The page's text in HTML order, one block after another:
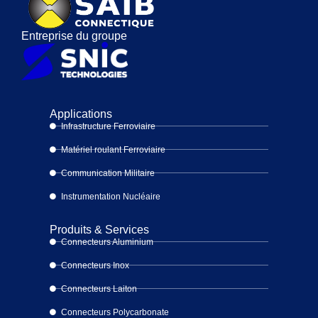
Entreprise du groupe
Applications
Infrastructure Ferroviaire
Matériel roulant Ferroviaire
Communication Militaire
Instrumentation Nucléaire
Produits & Services
Connecteurs Aluminium
Connecteurs Inox
Connecteurs Laiton
Connecteurs Polycarbonate